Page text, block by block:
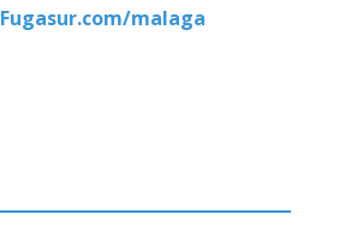
Fugasur.com/malaga